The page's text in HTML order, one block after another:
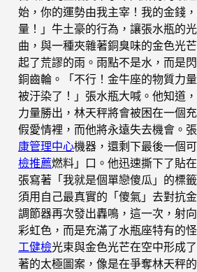
始，你的運勢由我主宰！我的金錢
量！」牛土豪的行為，讓張水瓶的
曲，與一種夾雜著銅臭味的金色光
起了荒謬的雨。雨點不是水，而是
銅齒輪。「不行！金牛座的物質力
被汙染了！」張水瓶大喊。他知道
力量勝出，林天秤將會被困在一個
假愛情裡，而他將永遠失去機會。
康管理中心機器，還剩下最後一個
檢推薦燃料」口。他迅速撕下了貼
張寫著「我就是個單戀傻瓜」的標
須用自己最真實的「傻氣」去對抗
調節器再次發出轟鳴，這一次，射
彩虹色，而是充滿了水瓶座特有的
工健檢光束與金色光芒在空中形成
著的太極圖案，像是在爭奪林天秤